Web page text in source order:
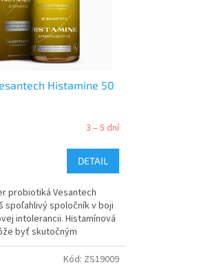
Histamine 50
3 – 5 dní
DETAIL
probiotiká Vesantech
spoľahlivý spoločník v boji
intolerancii. Histamínová
byť skutočným
Kód: ZS19009